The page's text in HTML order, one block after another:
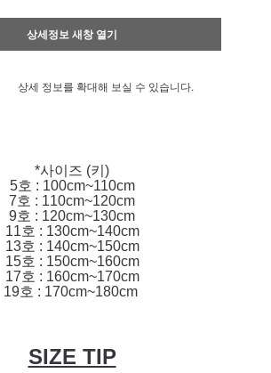
상세정보 새창 열기
상세 정보를 확대해 보실 수 있습니다.
*사이즈 (키)
5호 : 100cm~110cm
7호 : 110cm~120cm
9호 : 120cm~130cm
11호 : 130cm~140cm
13호 : 140cm~150cm
15호 : 150cm~160cm
17호 : 160cm~170cm
19호 : 170cm~180cm
SIZE TIP